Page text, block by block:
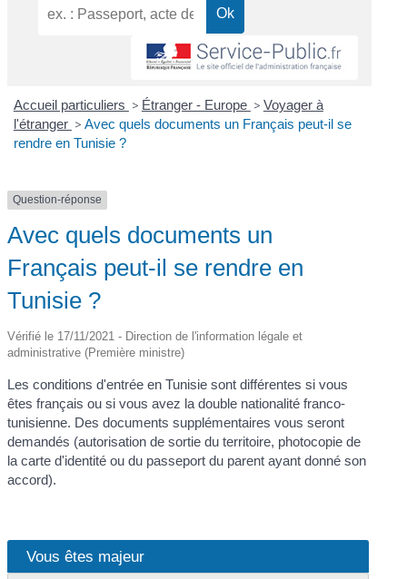
Accueil particuliers > Étranger - Europe > Voyager à
l'étranger > Avec quels documents un Français peut-il se
rendre en Tunisie ?
Question-réponse
Avec quels documents un
Français peut-il se rendre en
Tunisie ?
Vérifié le 17/11/2021 - Direction de l'information légale et
administrative (Première ministre)
Les conditions d'entrée en Tunisie sont différentes si vous
êtes français ou si vous avez la double nationalité franco-
tunisienne. Des documents supplémentaires vous seront
demandés (autorisation de sortie du territoire, photocopie de
la carte d'identité ou du passeport du parent ayant donné son
accord).
Vous êtes majeur